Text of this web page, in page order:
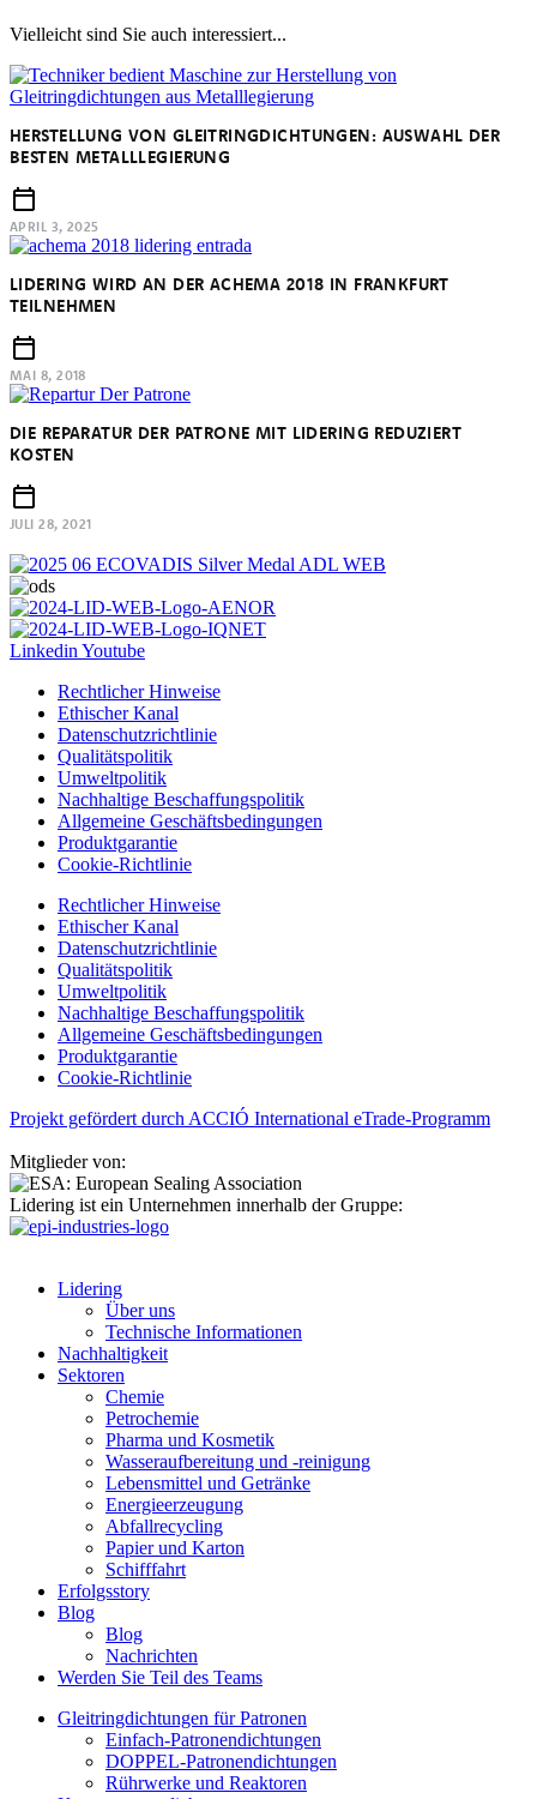
Vielleicht sind Sie auch interessiert...
HERSTELLUNG VON GLEITRINGDICHTUNGEN: AUSWAHL DER
BESTEN METALLLEGIERUNG
APRIL 3, 2025
LIDERING WIRD AN DER ACHEMA 2018 IN FRANKFURT
TEILNEHMEN
MAI 8, 2018
DIE REPARATUR DER PATRONE MIT LIDERING REDUZIERT
KOSTEN
JULI 28, 2021
Linkedin Youtube
Rechtlicher Hinweise
Ethischer Kanal
Datenschutzrichtlinie
Qualitätspolitik
Umweltpolitik
Nachhaltige Beschaffungspolitik
Allgemeine Geschäftsbedingungen
Produktgarantie
Cookie-Richtlinie
Rechtlicher Hinweise
Ethischer Kanal
Datenschutzrichtlinie
Qualitätspolitik
Umweltpolitik
Nachhaltige Beschaffungspolitik
Allgemeine Geschäftsbedingungen
Produktgarantie
Cookie-Richtlinie
Projekt gefördert durch ACCIÓ International eTrade-Programm
Mitglieder von:
Lidering ist ein Unternehmen innerhalb der Gruppe:
Lidering
Über uns
Technische Informationen
Nachhaltigkeit
Sektoren
Chemie
Petrochemie
Pharma und Kosmetik
Wasseraufbereitung und -reinigung
Lebensmittel und Getränke
Energieerzeugung
Abfallrecycling
Papier und Karton
Schifffahrt
Erfolgsstory
Blog
Blog
Nachrichten
Werden Sie Teil des Teams
Gleitringdichtungen für Patronen
Einfach-Patronendichtungen
DOPPEL-Patronendichtungen
Rührwerke und Reaktoren